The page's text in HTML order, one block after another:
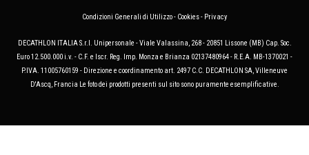
Condizioni Generali di Utilizzo- Cookies- Privacy
DECATHLON ITALIA S.r.l. Unipersonale - Viale Valassina, 268 - 20851 Lissone (MB) Cap. Soc.
Euro 12.500.000 i.v. - C.F. e Iscr. Reg. Imp. Monza e Brianza 02137480964 - R.E.A. MB-1370021 -
P.IVA. 11005760159 - Direzione e coordinamento art. 2497 C.C. DECATHLON SA, Villeneuve
D'Ascq, Francia Le foto dei prodotti presenti sul sito sono puramente esemplificative.